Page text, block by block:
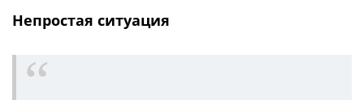
Непростая ситуация